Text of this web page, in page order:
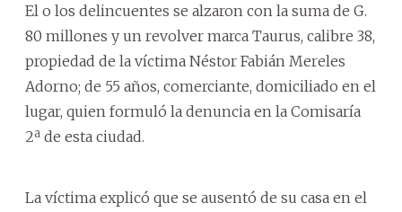
El o los delincuentes se alzaron con la suma de G.
80 millones y un revolver marca Taurus, calibre 38,
propiedad de la víctima Néstor Fabián Mereles
Adorno; de 55 años, comerciante, domiciliado en el
lugar, quien formuló la denuncia en la Comisaría
2ª de esta ciudad.
La víctima explicó que se ausentó de su casa en el